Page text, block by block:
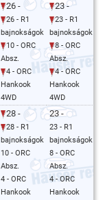
26 -
26 - R1
bajnokságok
10 - ORC
Absz.
4 - ORC
Hankook
4WD
23 -
23 - R1
bajnokságok
8 - ORC
Absz.
4 - ORC
Hankook
4WD
28 -
28 - R1
bajnokságok
10 - ORC
Absz.
4 - ORC
Hankook
23 -
23 - R1
bajnokságok
8 - ORC
Absz.
4 - ORC
Hankook